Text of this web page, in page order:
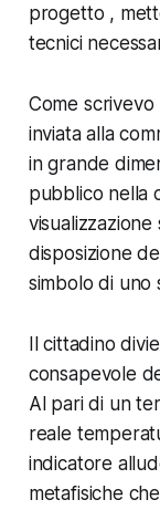
progetto ,
tecnici
Come
inviata alla
in grande
pubblico nella
disposizione
simbolo di uno
Il cittadino
consapevole
Al pari di un
reale
indicatore
metafisiche